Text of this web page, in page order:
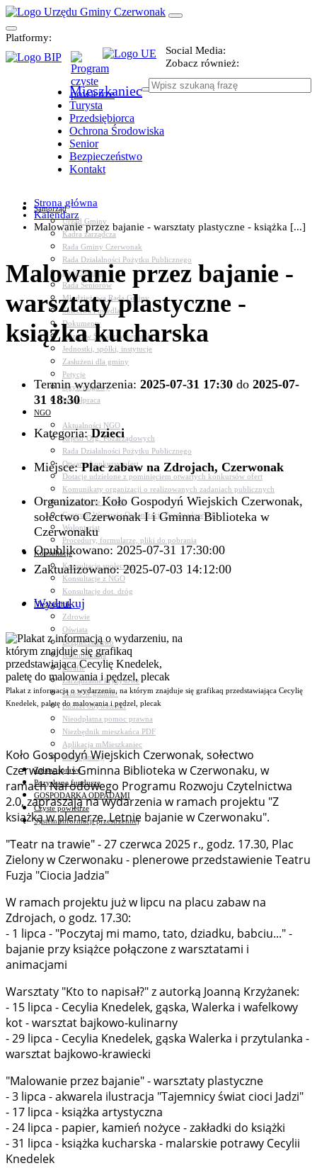
Platformy:
Social Media:
Zobacz również:
Mieszkaniec
Turysta
Przedsiębiorca
Ochrona Środowiska
Senior
Bezpieczeństwo
Kontakt
Samorząd
Urząd Gminy
Kadra zarządcza
Rada Gminy Czerwonak
Rada Działalności Pożytku Publicznego
Rada Sportu
Rada Seniorów
Młodzieżowa Rada Gminy
Sołectwa i osiedla
Dokumenty
Udział w Stowarzyszeniach
Jednostki, spółki, instytucje
Zasłużeni dla gminy
Petycje
Język migowy
Współpraca
NGO
Aktualności NGO
Rejestr Org. Pozarządowych
Rada Działalności Pożytku Publicznego
Otwarte konkursy ofert
Dotacje udzielone z pominięciem otwartych konkursów ofert
Komunikaty organizacji o realizowanych zadaniach publicznych
Konsultacje z NGO
Centrum Wsparcia Organizacji Pozarządowych
Wolontariat
Procedury, formularze, pliki do pobrania
Konsultacje
Konsultacje społeczne
Konsultacje z NGO
Konsultacje dot. dróg
Niezbędnik
Zdrowie
Oświata
Bezpieczeństwo
Komunikacja
Parafie
Zarządzanie kryzysowe
C.ześć w gminie!
Budżet obywatelski
Nieodpłatna pomoc prawna
Niezbędnik mieszkańca PDF
Aplikacja mMieszkaniec
Mapa gminy
Załatw sprawę
Pozyskane fundusze
GOSPODARKA ODPADAMI
Czyste powietrze
System Informacji przestrzennej
Strona główna
Kalendarz
Malowanie przez bajanie - warsztaty plastyczne - książka [...]
Malowanie przez bajanie -
warsztaty plastyczne -
książka kucharska
Termin wydarzenia: 2025-07-31 17:30 do 2025-07-
31 18:30
Kategoria:Dzieci
Miejsce:Plac zabaw na Zdrojach, Czerwonak
Organizator: Koło Gospodyń Wiejskich Czerwonak,
sołectwo Czerwonak I i Gminna Biblioteka w
Czerwonaku
Opublikowano: 2025-07-31 17:30:00
Zaktualizowano: 2025-07-03 14:12:00
Wydrukuj
Plakat z informacją o wydarzeniu, na którym znajduje się grafikaq przedstawiająca Cecylię
Knedelek, paletę do malowania i pędzel, plecak
Koło Gospodyń Wiejskich Czerwonak, sołectwo
Czerwonak I i Gminna Biblioteka w Czerwonaku, w
ramach Narodowego Programu Rozwoju Czytelnictwa
2.0, zapraszają na wydarzenia w ramach projektu "Z
książką w plenerze. Letnie bajanie w Czerwonaku".
"Teatr na trawie" - 27 czerwca 2025 r., godz. 17.30, Plac
Zielony w Czerwonaku - plenerowe przedstawienie Teatru
Fuzja "Ciocia Jadzia"
W ramach projektu już w lipcu na placu zabaw na
Zdrojach, o godz. 17.30:
- 1 lipca - "Poczytaj mi mamo, tato, dziadku, babciu..." -
bajanie przy książce połączone z warsztatami i
animacjami
Warsztaty "Kto to napisał?" z autorką Joanną Krzyżanek:
- 15 lipca - Cecylia Knedelek, gąska, Walerka i wafelkowy
kot - warsztat bajkowo-kulinarny
- 29 lipca - Cecylia Knedelek, gąska Walerka i przytulanka -
warsztat bajkowo-krawiecki
"Malowanie przez bajanie" - warsztaty plastyczne
- 3 lipca - akwarela ilustracja "Tajemnicy świat cioci Jadzi"
- 17 lipca - książka artystyczna
- 24 lipca - papier, kamień nożyce - zakładki do książki
- 31 lipca - książka kucharska - malarskie potrawy Cecylii
Knedelek